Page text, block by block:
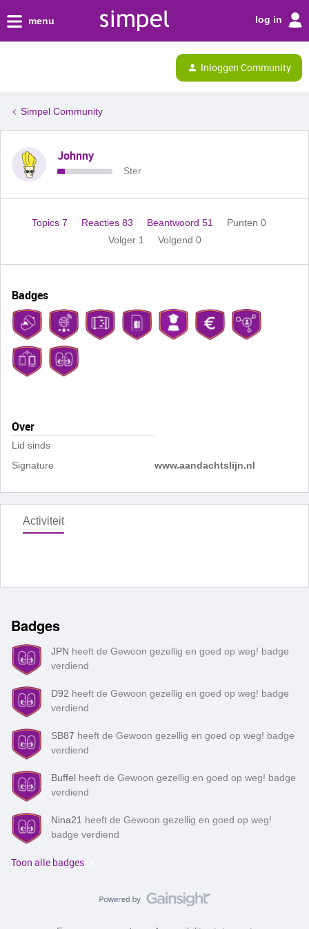
menu log in
Inloggen Community
Simpel Community
Johnny
Ster
Topics 7 Reacties 83 Beantwoord 51
Punten 0
Volger 1 Volgend 0
Badges
Over
Lid sinds
Signature
www.aandachtslijn.nl
Activiteit
Badges
JPN heeft de Gewoon gezellig en goed op weg! badge
verdiend
D92 heeft de Gewoon gezellig en goed op weg! badge
verdiend
SB87 heeft de Gewoon gezellig en goed op weg! badge
verdiend
Buffel heeft de Gewoon gezellig en goed op weg! badge
verdiend
Nina21 heeft de Gewoon gezellig en goed op weg!
badge verdiend
Toon alle badges